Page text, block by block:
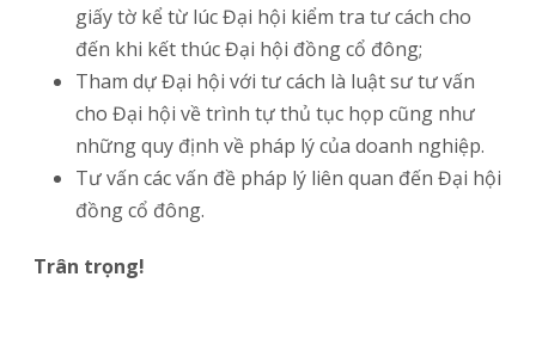
giấy tờ kể từ lúc Đại hội kiểm tra tư cách cho
đến khi kết thúc Đại hội đồng cổ đông;
Tham dự Đại hội với tư cách là luật sư tư vấn
cho Đại hội về trình tự thủ tục họp cũng như
những quy định về pháp lý của doanh nghiệp.
Tư vấn các vấn đề pháp lý liên quan đến Đại hội
đồng cổ đông.
Trân trọng!